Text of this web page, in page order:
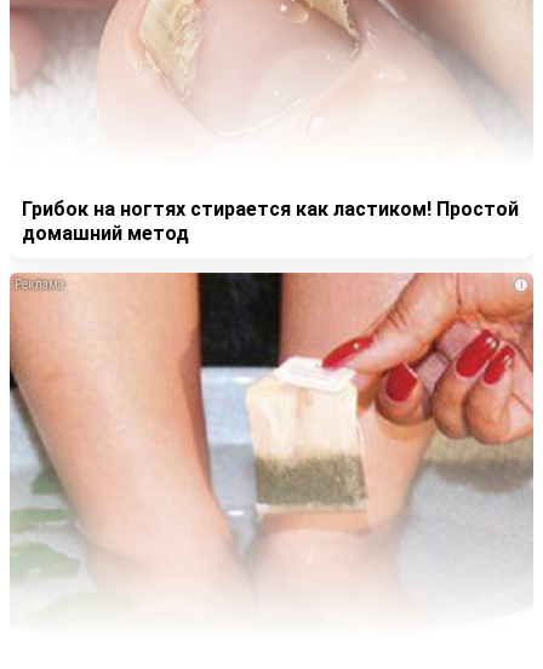
Грибок на ногтях стирается как ластиком! Простой
домашний метод
i